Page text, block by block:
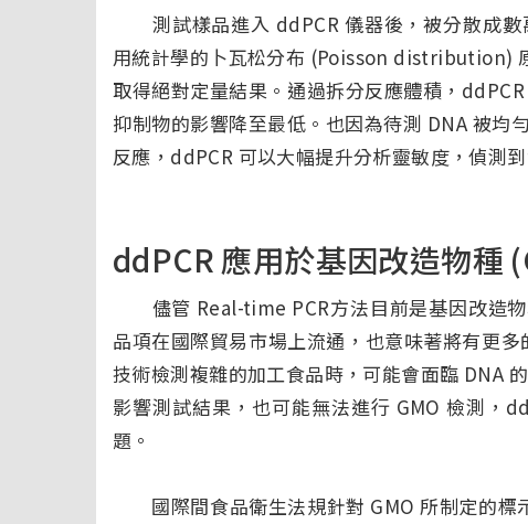
測試樣品進入 ddPCR 儀器後，被分散成數
用統計學的卜瓦松分布 (Poisson distribution)
取得絕對定量結果。通過拆分反應體積，
抑制物的影響降至最低。也因為待測 DNA 被均
反應，ddPCR 可以大幅提升分析靈敏度，偵測
ddPCR 應用於基因改造物種
儘管 Real-time PCR方法目前是基因改造物
品項在國際貿易市場上流通，也意味著將有更
技術檢測複雜的加工食品時，可能會面臨 DNA
影響測試結果，也可能無法進行 GMO 檢測，
題。
國際間食品衛生法規針對 GMO 所制定的標